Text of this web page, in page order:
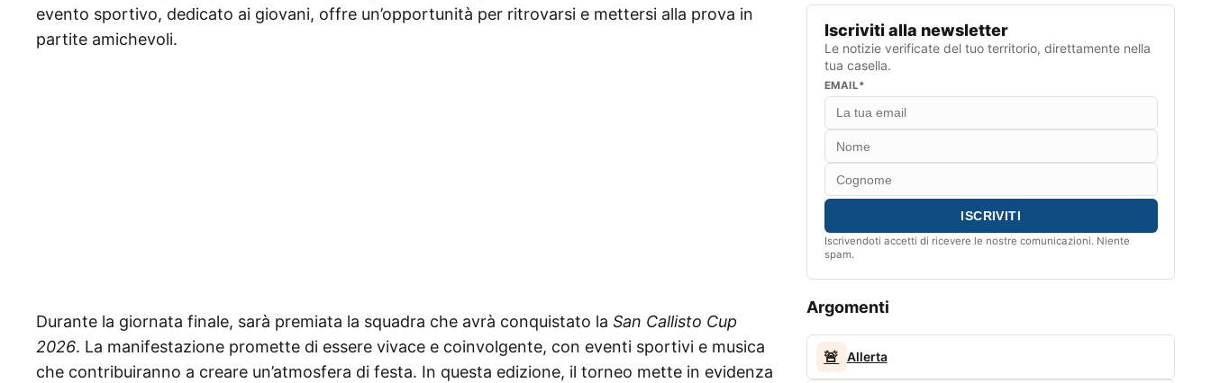
evento sportivo, dedicato ai giovani, offre un’opportunità per ritrovarsi e mettersi alla prova in
partite amichevoli.
Durante la giornata finale, sarà premiata la squadra che avrà conquistato la San Callisto Cup
2026. La manifestazione promette di essere vivace e coinvolgente, con eventi sportivi e musica
che contribuiranno a creare un’atmosfera di festa. In questa edizione, il torneo mette in evidenza
Iscriviti alla newsletter
Le notizie verificate del tuo territorio, direttamente nella
tua casella.
EMAIL*
Iscrivendoti accetti di ricevere le nostre comunicazioni. Niente
spam.
Argomenti
🚨 Allerta